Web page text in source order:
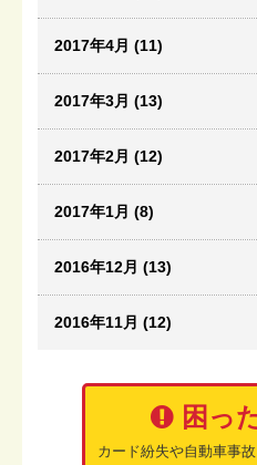
2017年4月 (11)
2017年3月 (13)
2017年2月 (12)
2017年1月 (8)
2016年12月 (13)
2016年11月 (12)
困っ
カード紛失や自動車事